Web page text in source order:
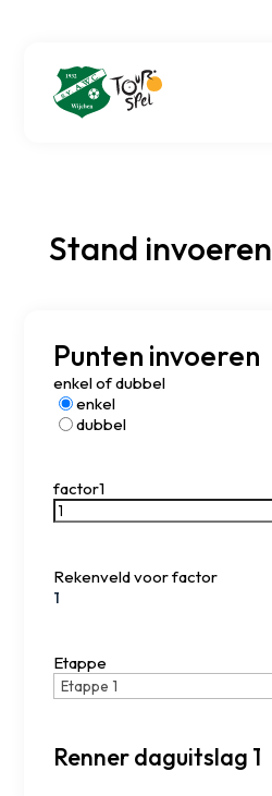
Stand invoeren
Punten invoeren
enkel of dubbel
enkel
dubbel
factor1
Rekenveld voor factor
Etappe
Renner daguitslag 1